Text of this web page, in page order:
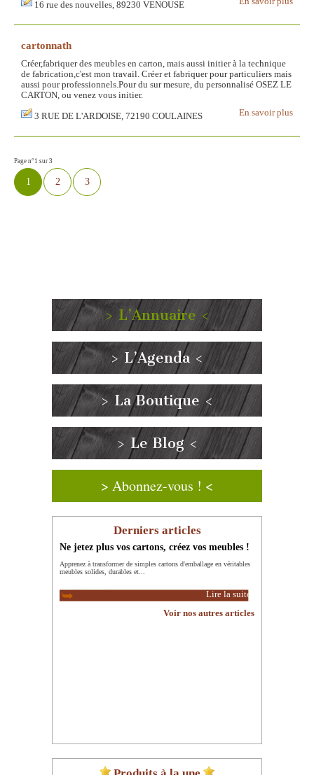
16 rue des nouvelles, 89230 VENOUSE
cartonnath
Créer,fabriquer des meubles en carton, mais aussi initier à la technique
de fabrication,c'est mon travail. Créer et fabriquer pour particuliers mais
aussi pour professionnels.Pour du sur mesure, du personnalisé OSEZ LE
CARTON, ou venez vous initier.
En savoir plus
3 RUE DE L'ARDOISE, 72190 COULAINES
Page n°1 sur 3
1 2 3
> L’Annuaire <
> L’Agenda <
> La Boutique <
> Le Blog <
> Abonnez-vous ! <
Derniers articles
Ne jetez plus vos cartons, créez vos meubles !
Apprenez à transformer de simples cartons d'emballage en véritables
meubles solides, durables et...
Lire la suite
Voir nos autres articles